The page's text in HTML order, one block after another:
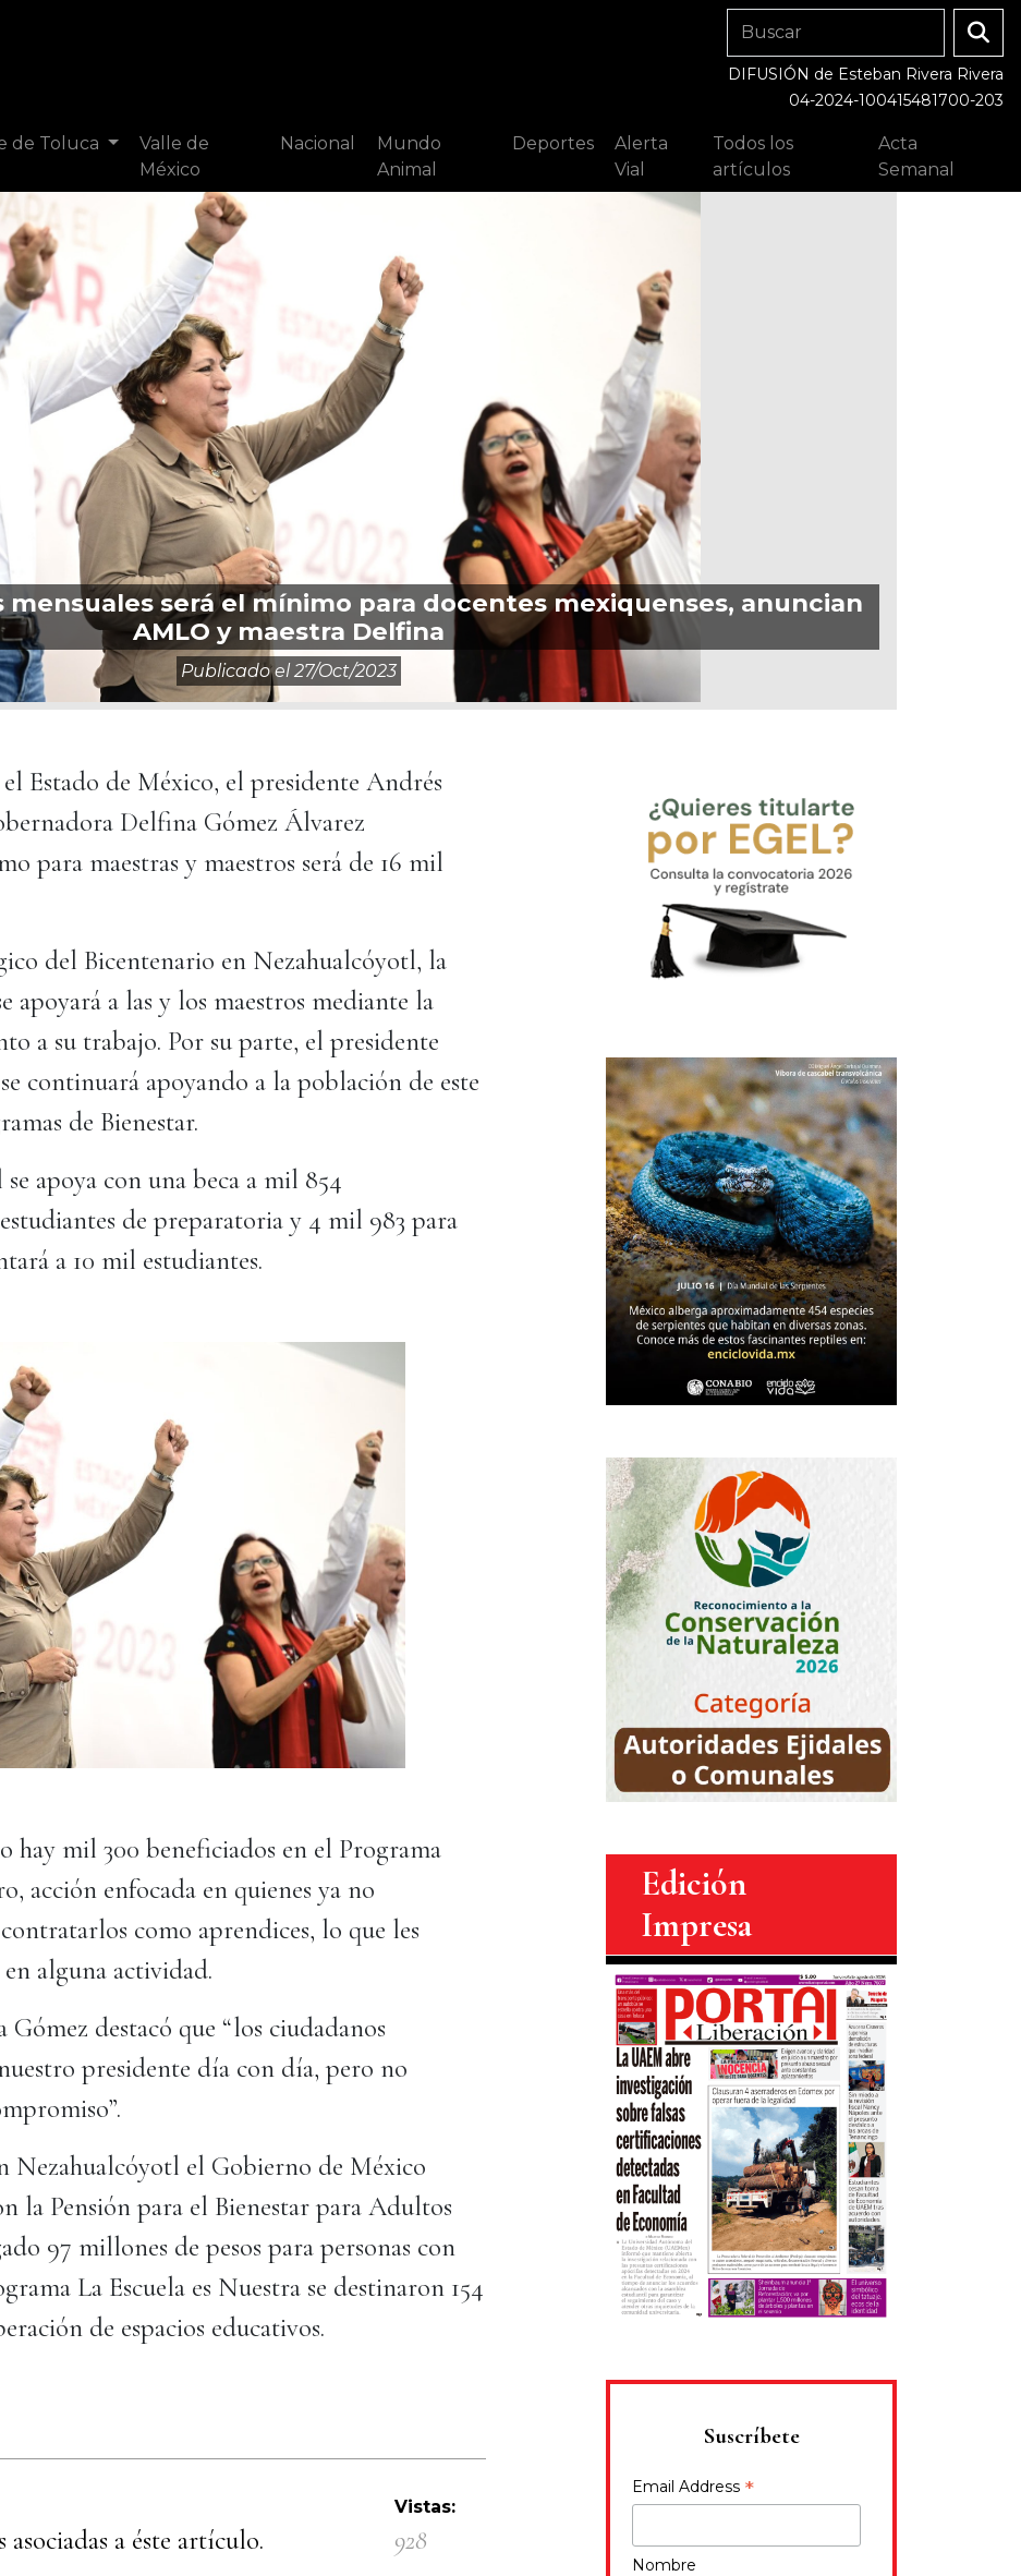
DIFUSIÓN de Esteban Rivera Rivera
04-2024-100415481700-203
de Toluca
Valle de
México
Nacional
Mundo
Animal
Deportes
Alerta
Vial
Todos los
artículos
Acta
Semanal
mensuales será el mínimo para docentes mexiquenses, anuncian
AMLO y maestra Delfina
Publicado el27/oct/2023
Estado de México, el presidente Andrés
Delfina Gómez Álvarez
para maestras y maestros será de 16 mil
del Bicentenario en Nezahualcóyotl, la
apoyará a las y los maestros mediante la
a su trabajo. Por su parte, el presidente
continuará apoyando a la población de este
de Bienestar.
apoya con una beca a mil 854
de preparatoria y 4 mil 983 para
a 10 mil estudiantes.
hay mil 300 beneficiados en el Programa
acción enfocada en quienes ya no
como aprendices, lo que les
alguna actividad.
destacó que “los ciudadanos
presidente día con día, pero no
Nezahualcóyotl el Gobierno de México
la Pensión para el Bienestar para Adultos
97 millones de pesos para personas con
La Escuela es Nuestra se destinaron 154
de espacios educativos.
a éste artículo.
Vistas:
928
Edición
Impresa
Suscríbete
Email Address *
Nombre